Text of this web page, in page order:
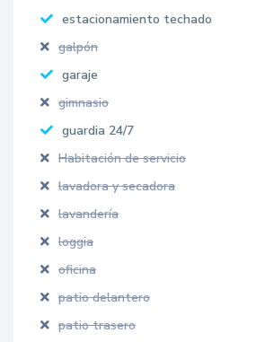
estacionamiento techado
galpón
garaje
gimnasio
guardia 24/7
Habitación de servicio
lavadora y secadora
lavandería
loggia
oficina
patio delantero
patio trasero